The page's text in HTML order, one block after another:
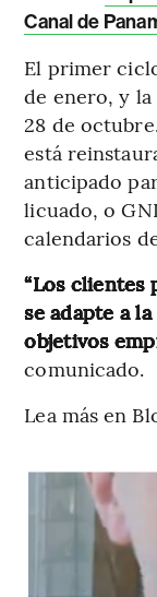
Canal de
El primer
de enero, y
28 de
está
anticipado
licuado, o
calendarios
“Los clientes
se adapte a
objetivos
comunicado.
Lea más en